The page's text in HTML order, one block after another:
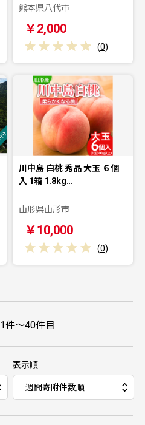
熊本県八代市
￥2,000
(0)
川中島 白桃 秀品 大玉 ６個
入 1箱 1.8kg…
山形県山形市
￥10,000
(0)
1件～40件目
表示順